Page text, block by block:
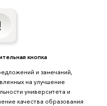
кнопка
и замечаний,
на улучшение
университета и
качества образования